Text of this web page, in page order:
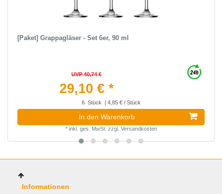
[Paket] Grappagläser - Set 6er, 90 ml
UVP 40,74 €
29,10 € *
6 Stück | 4,85 € / Stück
In den Warenkorb
* inkl. ges. MwSt. zzgl. Versandkosten
Informationen